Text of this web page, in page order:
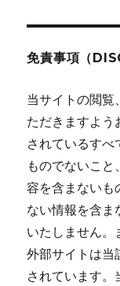
免責事項（
当サイトの閲覧
ただきますよう
されているすべ
ものでないこ
容を含まないも
ない情報を含ま
いたしません。
外部サイトは当
されています。